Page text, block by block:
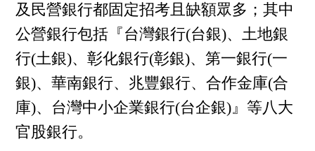
及民營銀行都固定招考且缺額眾多；其中
公營銀行包括『台灣銀行(台銀)、土地銀
行(土銀)、彰化銀行(彰銀)、第一銀行(一
銀)、華南銀行、兆豐銀行、合作金庫(合
庫)、台灣中小企業銀行(台企銀)』等八大
官股銀行。